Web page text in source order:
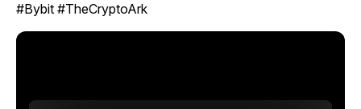
#Bybit #TheCryptoArk